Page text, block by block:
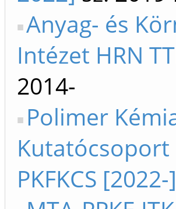
Anyag- és
Intézet HRN
2014-
Polimer
Kutatócsoport
PKFKCS [2022-]